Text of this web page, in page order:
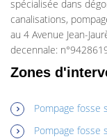
spécialisée dans
canalisations,
au 4 Avenue Jean-
decennale:
Zones
Pompage fosse
Pompage fosse